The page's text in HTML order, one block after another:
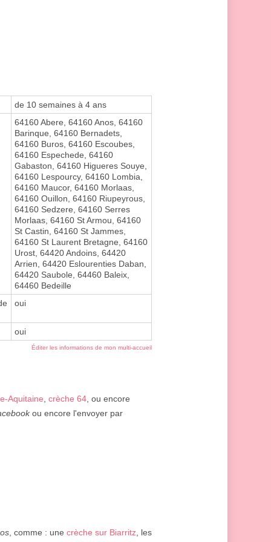
de 10 semaines à 4 ans
64160 Abere, 64160 Anos, 64160
Barinque, 64160 Bernadets,
64160 Buros, 64160 Escoubes,
64160 Espechede, 64160
Gabaston, 64160 Higueres Souye,
64160 Lespourcy, 64160 Lombia,
64160 Maucor, 64160 Morlaas,
64160 Ouillon, 64160 Riupeyrous,
64160 Sedzere, 64160 Serres
Morlaas, 64160 St Armou, 64160
St Castin, 64160 St Jammes,
64160 St Laurent Bretagne, 64160
Urost, 64420 Andoins, 64420
Arrien, 64420 Eslourenties Daban,
64420 Saubole, 64460 Baleix,
64460 Bedeille
oui
oui
Éditer les informations de mon multi-accueil
Aquitaine crèche 64 , ou encore
ou encore l'envoyer par
, comme : une crèche sur Biarritz , les